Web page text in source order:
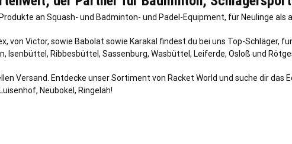
an Squash- und Badminton- und Padel-Equipment, für Neulinge als
von Victor, sowie Babolat sowie Karakal findest du bei uns Top-Schläger,
Isenbüttel , Ribbesbüttel , Sassenburg, Wasbüttel, Leiferde, Osloß und
Versand. Entdecke unser Sortiment von Racket World und suche dir das
Neubokel, Ringelah!